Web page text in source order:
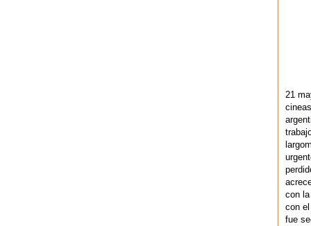
21
con
con
fue